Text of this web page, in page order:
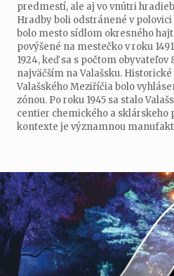
predmestí, ale aj vo vnútri
Hradby boli odstránené v polovici
bolo mesto sídlom okresného
povýšené na mestečko v roku
1924, keď sa s počtom
najväčším na Valašsku.
Valašského Meziříčia bolo
zónou. Po roku 1945 sa stalo
centier chemického a sklárskeho
kontexte je významnou